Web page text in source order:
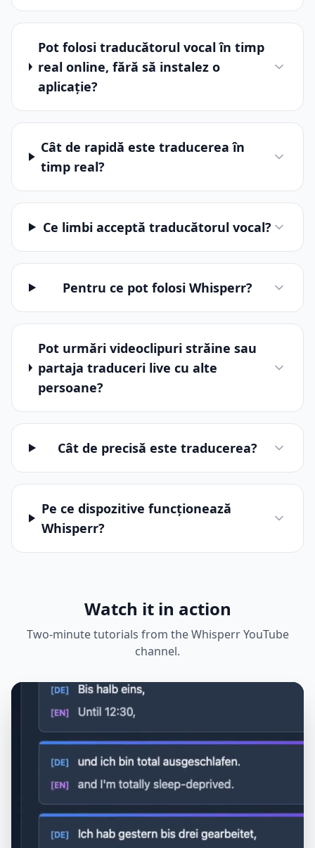
Pot folosi traducătorul vocal în timp
real online, fără să instalez o
aplicație?
Cât de rapidă este traducerea în
timp real?
Ce limbi acceptă traducătorul vocal?
Pentru ce pot folosi Whisperr?
Pot urmări videoclipuri străine sau
partaja traduceri live cu alte
persoane?
Cât de precisă este traducerea?
Pe ce dispozitive funcționează
Whisperr?
Watch it in action
Two-minute tutorials from the Whisperr YouTube
channel.